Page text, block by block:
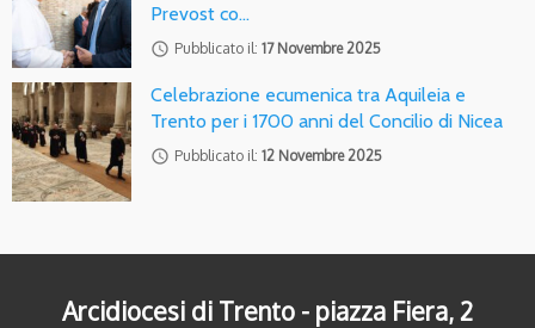
Prevost co…
access_time Pubblicato il: 17 Novembre 2025
Celebrazione ecumenica tra Aquileia e
Trento per i 1700 anni del Concilio di Nicea
access_time Pubblicato il: 12 Novembre 2025
Arcidiocesi di Trento - piazza Fiera, 2